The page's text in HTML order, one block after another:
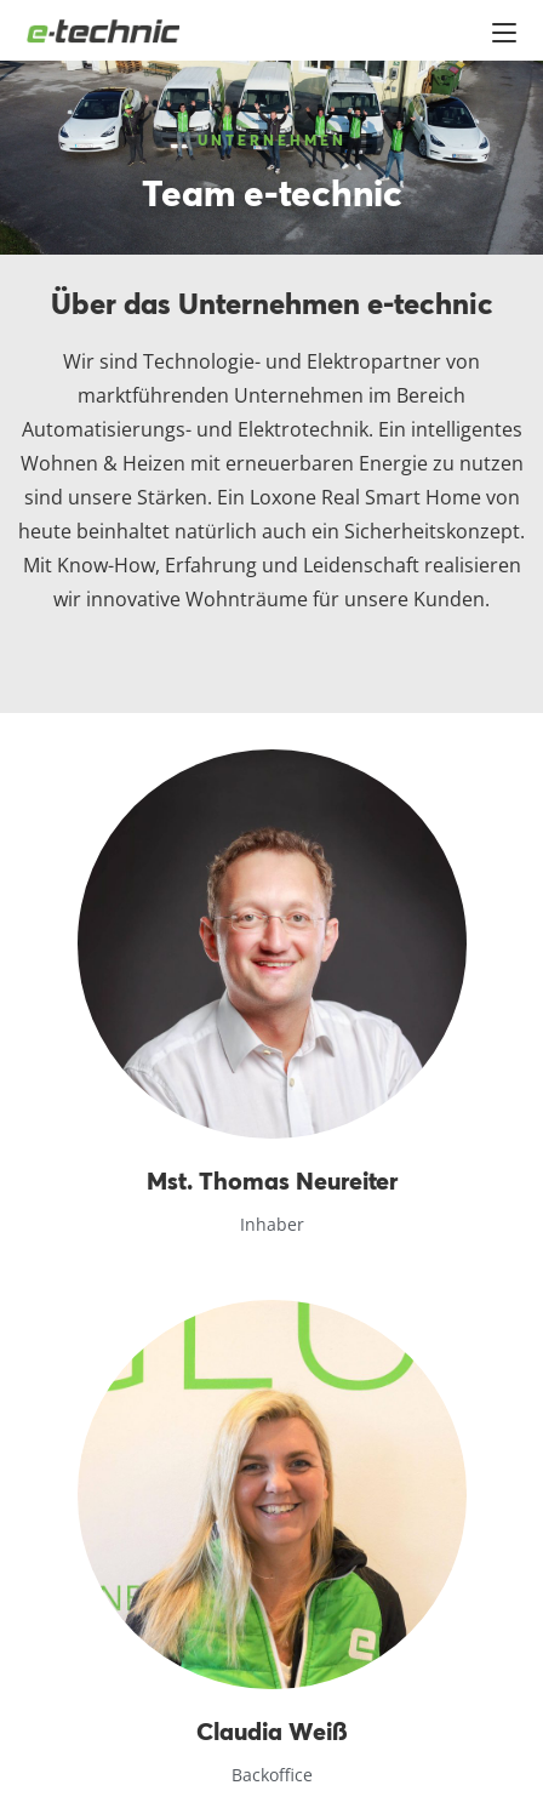
UNTERNEHMEN
Team e-technic
Über das Unternehmen e-technic
Wir sind Technologie- und Elektropartner von
marktführenden Unternehmen im Bereich
Automatisierungs- und Elektrotechnik. Ein intelligentes
Wohnen & Heizen mit erneuerbaren Energie zu nutzen
sind unsere Stärken. Ein Loxone Real Smart Home von
heute beinhaltet natürlich auch ein Sicherheitskonzept.
Mit Know-How, Erfahrung und Leidenschaft realisieren
wir innovative Wohnträume für unsere Kunden.
Mst. Thomas Neureiter
Inhaber
Claudia Weiß
Backoffice